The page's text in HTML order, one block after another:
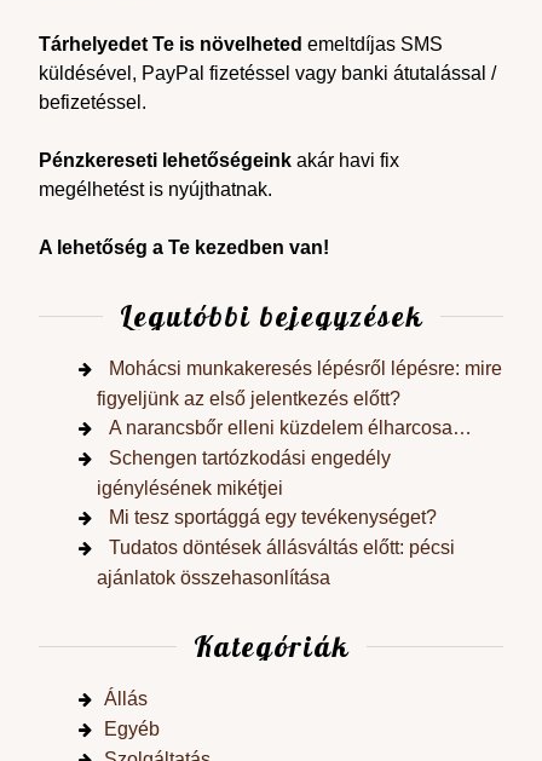
Tárhelyedet Te is növelheted emeltdíjas SMS
küldésével, PayPal fizetéssel vagy banki átutalással /
befizetéssel.
Pénzkereseti lehetőségeink akár havi fix
megélhetést is nyújthatnak.
A lehetőség a Te kezedben van!
Legutóbbi bejegyzések
Mohácsi munkakeresés lépésről lépésre: mire
figyeljünk az első jelentkezés előtt?
A narancsbőr elleni küzdelem élharcosa…
Schengen tartózkodási engedély
igénylésének mikétjei
Mi tesz sportággá egy tevékenységet?
Tudatos döntések állásváltás előtt: pécsi
ajánlatok összehasonlítása
Kategóriák
Állás
Egyéb